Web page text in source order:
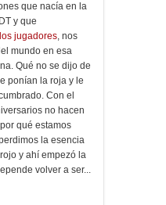
que nacía en la
y que
jugadores, nos
mundo en esa
Qué no se dijo de
ponían la roja y le
Con el
no hacen
qué estamos
la esencia
y ahí empezó la
volver a ser...